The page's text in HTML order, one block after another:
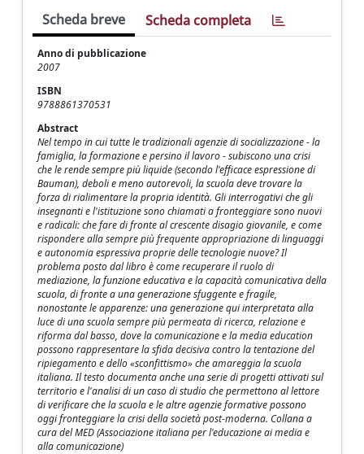
Scheda breve Scheda completa
Anno di pubblicazione
2007
ISBN
9788861370531
Abstract
Nel tempo in cui tutte le tradizionali agenzie di socializzazione - la
famiglia, la formazione e persino il lavoro - subiscono una crisi
che le rende sempre più liquide (secondo l'efficace espressione di
Bauman), deboli e meno autorevoli, la scuola deve trovare la
forza di rialimentare la propria identità. Gli interrogativi che gli
insegnanti e l'istituzione sono chiamati a fronteggiare sono nuovi
e radicali: che fare di fronte al crescente disagio giovanile, e come
rispondere alla sempre più frequente appropriazione di linguaggi
e autonomia espressiva proprie delle tecnologie nuove? Il
problema posto dal libro è come recuperare il ruolo di
mediazione, la funzione educativa e la capacità comunicativa della
scuola, di fronte a una generazione sfuggente e fragile,
nonostante le apparenze: una generazione qui interpretata alla
luce di una scuola sempre più permeata di ricerca, relazione e
riforma dal basso, dove la comunicazione e la media education
possono rappresentare la sfida decisiva contro la tentazione del
ripiegamento e dello «sconfittismo» che amareggia la scuola
italiana. Il testo documenta anche una serie di progetti attivati sul
territorio e l'analisi di un caso di studio che permettono al lettore
di verificare che la scuola e le altre agenzie formative possono
oggi fronteggiare la crisi della società post-moderna. Collana a
cura del MED (Associazione italiana per l'educazione ai media e
alla comunicazione)